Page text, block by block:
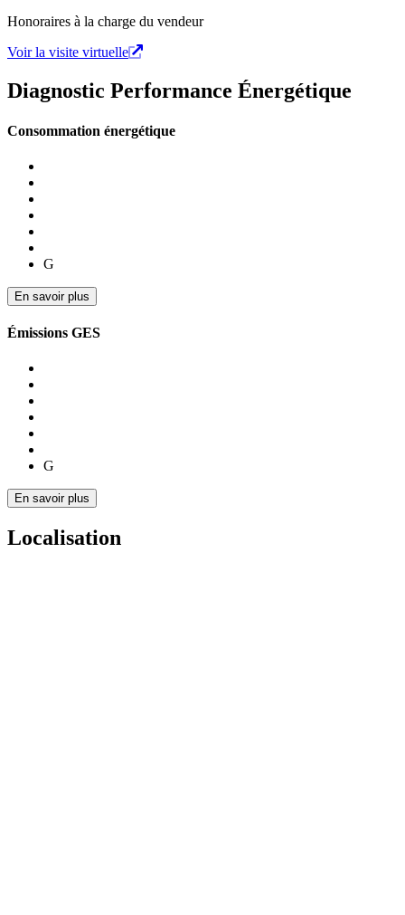
Honoraires à la charge du vendeur
Voir la visite virtuelle
Diagnostic Performance Énergétique
Consommation énergétique
G
En savoir plus
Émissions GES
G
En savoir plus
Localisation